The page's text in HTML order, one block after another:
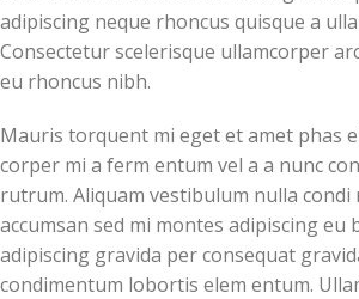
adipiscing neque rhoncus quisque a
Consectetur scelerisque ullamcorper
eu rhoncus nibh.
Mauris torquent mi eget et amet phas
corper mi a ferm entum vel a a nunc
rutrum. Aliquam vestibulum nulla condi
accumsan sed mi montes adipiscing eu
adipiscing gravida per consequat
condimentum lobortis elem entum.